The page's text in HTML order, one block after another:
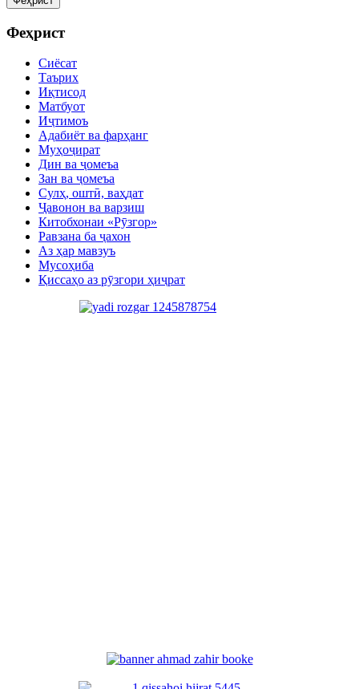
Феҳрист
Сиёсат
Таърих
Иқтисод
Матбуот
Иҷтимоъ
Адабиёт ва фарҳанг
Муҳоҷират
Дин ва ҷомеъа
Зан ва ҷомеъа
Сулҳ, оштӣ, ваҳдат
Ҷавонон ва варзиш
Китобхонаи «Рӯзгор»
Равзана ба ҷахон
Аз ҳар мавзуъ
Мусоҳиба
Қиссаҳо аз рӯзгори ҳиҷрат